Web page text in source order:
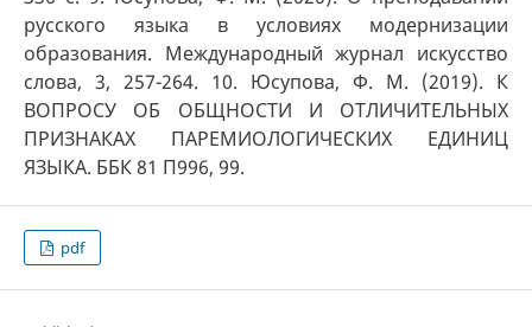
русского языка в условиях модернизации
образования. Международный журнал искусство
слова, 3, 257-264. 10. Юсупова, Ф. М. (2019). К
ВОПРОСУ ОБ ОБЩНОСТИ И ОТЛИЧИТЕЛЬНЫХ
ПРИЗНАКАХ ПАРЕМИОЛОГИЧЕСКИХ ЕДИНИЦ
ЯЗЫКА. ББК 81 П996, 99.
pdf